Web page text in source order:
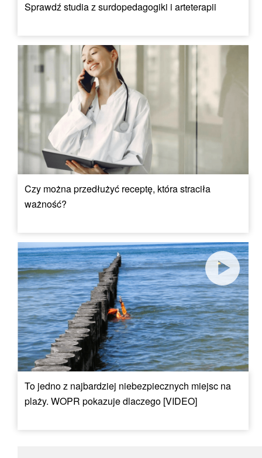
Sprawdź studia z surdopedagogiki i arteterapii
Czy można przedłużyć receptę, która straciła
ważność?
To jedno z najbardziej niebezpiecznych miejsc na
plaży. WOPR pokazuje dlaczego [VIDEO]